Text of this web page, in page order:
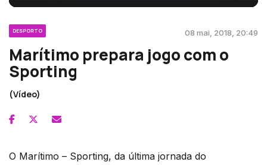
DESPORTO 08 mai, 2018, 20:49
Marítimo prepara jogo com o
Sporting
(Vídeo)
O Marítimo – Sporting, da última jornada do